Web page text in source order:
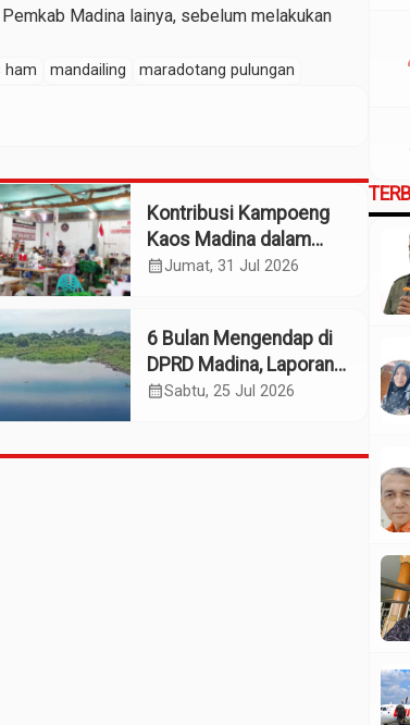
Madina lainya, sebelum melakukan
ham mandailing maradotang pulungan
Kontribusi Kampoeng
Kaos Madina dalam
Industri Budaya dan
calendar_monthJumat, 31 Jul 2026
6 Bulan Mengendap di
DPRD Madina, Laporan
Dumas Dugaan
calendar_monthSabtu, 25 Jul 2026